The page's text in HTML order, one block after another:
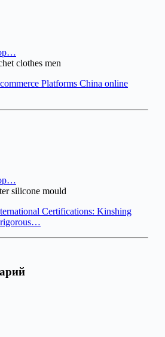
clothes men
Platforms China online
silicone mould
Certifications: Kinshing
rigorous…